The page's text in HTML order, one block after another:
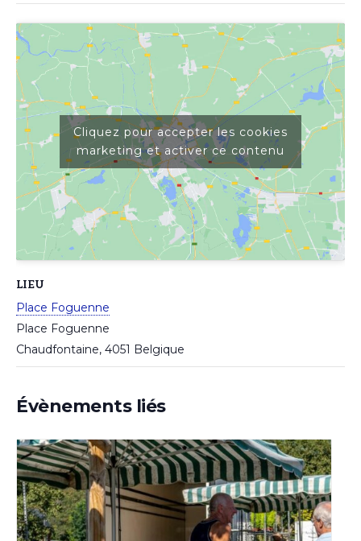
LIEU
Place Foguenne
Place Foguenne
Chaudfontaine, 4051 Belgique
Cliquez pour accepter les cookies
marketing et activer ce contenu
Évènements liés